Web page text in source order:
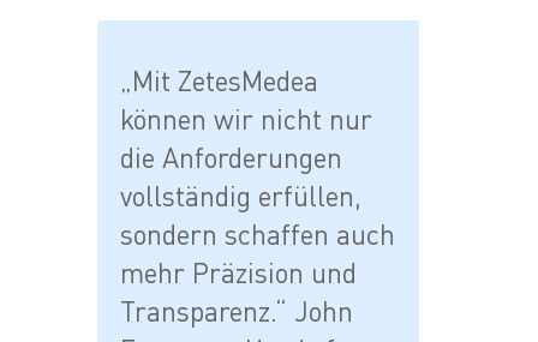
„Mit ZetesMedea
können wir nicht nur
die Anforderungen
vollständig erfüllen,
sondern schaffen auch
mehr Präzision und
Transparenz.“ John